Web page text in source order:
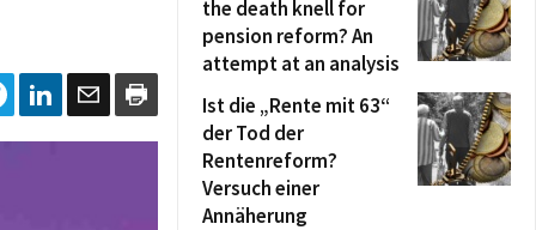
the death knell for
pension reform? An
attempt at an analysis
Ist die „Rente mit 63“
der Tod der
Rentenreform?
Versuch einer
Annäherung